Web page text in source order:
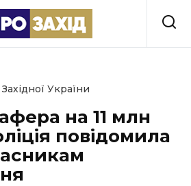
України
на 11 млн
повідомила